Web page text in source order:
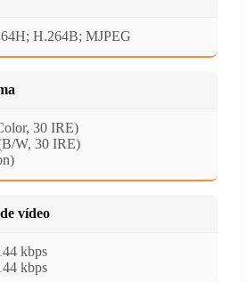
H.264B; MJPEG
30 IRE)
W, 30 IRE)
vídeo
kbps
kbps